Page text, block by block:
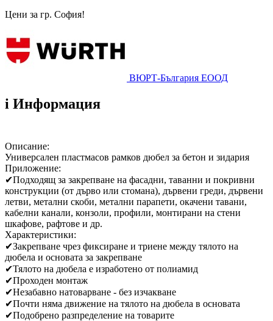
Цени за гр. София!
ВЮРТ-България ЕООД
i Информация
Описание:
Универсален пластмасов рамков дюбел за бетон и зидария
Приложение:
✔Подходящ за закрепване на фасадни, таванни и покривни
конструкции (от дърво или стомана), дървени греди, дървени
летви, метални скоби, метални парапети, окачени тавани,
кабелни канали, конзоли, профили, монтирани на стени
шкафове, рафтове и др.
Характеристики:
✔Закрепване чрез фиксиране и триене между тялото на
дюбела и основата за закрепване
✔Тялото на дюбела е изработено от полиамид
✔Проходен монтаж
✔Незабавно натоварване - без изчакване
✔Почти няма движение на тялото на дюбела в основата
✔Подобрено разпределение на товарите